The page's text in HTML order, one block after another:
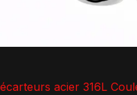
écarteurs acier 316L